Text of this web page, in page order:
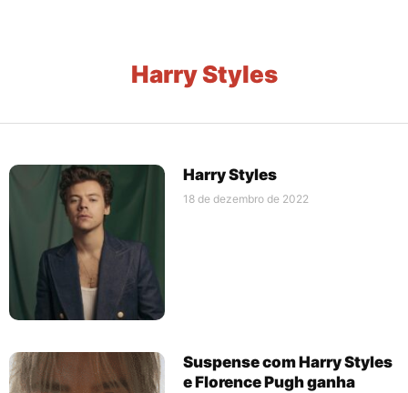
Harry Styles
Harry Styles
18 de dezembro de 2022
Suspense com Harry Styles
e Florence Pugh ganha